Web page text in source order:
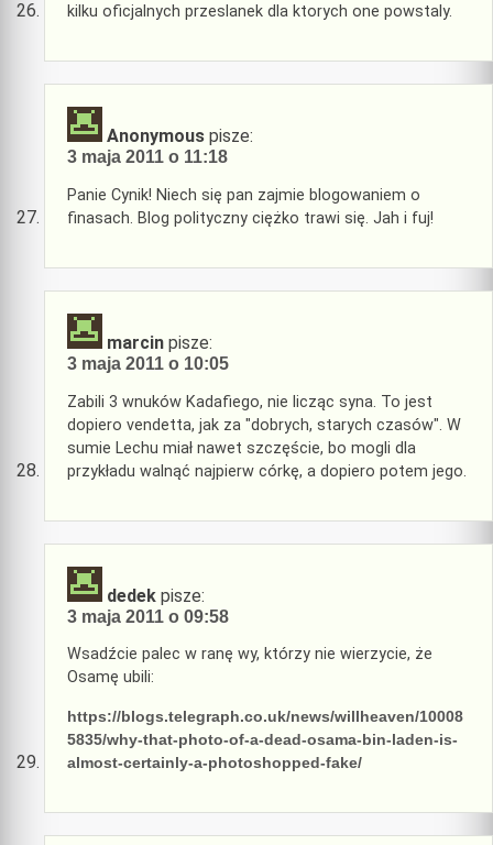
kilku oficjalnych przeslanek dla ktorych one powstaly.
Anonymous pisze:
3 maja 2011 o 11:18
Panie Cynik! Niech się pan zajmie blogowaniem o
finasach. Blog polityczny ciężko trawi się. Jah i fuj!
marcin pisze:
3 maja 2011 o 10:05
Zabili 3 wnuków Kadafiego, nie licząc syna. To jest
dopiero vendetta, jak za "dobrych, starych czasów". W
sumie Lechu miał nawet szczęście, bo mogli dla
przykładu walnąć najpierw córkę, a dopiero potem jego.
dedek pisze:
3 maja 2011 o 09:58
Wsadźcie palec w ranę wy, którzy nie wierzycie, że
Osamę ubili:
https://blogs.telegraph.co.uk/news/willheaven/10008
5835/why-that-photo-of-a-dead-osama-bin-laden-is-
almost-certainly-a-photoshopped-fake/